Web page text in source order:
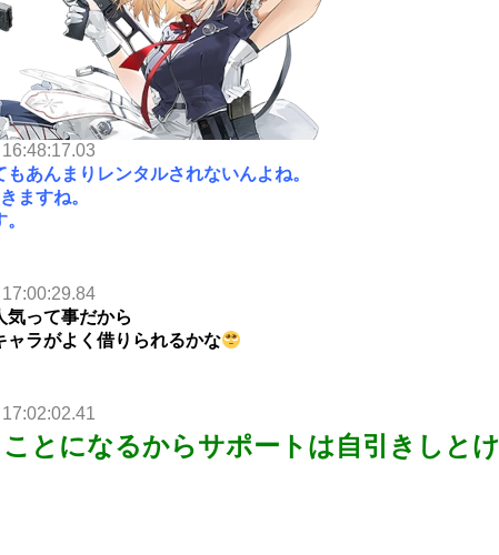
あんまりレンタルされないんよね。
ますね。
気って事だから
ラがよく借りられるかな
とになるからサポートは自引きしとけ